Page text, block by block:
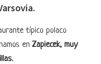
típico polaco
enZapiecek, muy